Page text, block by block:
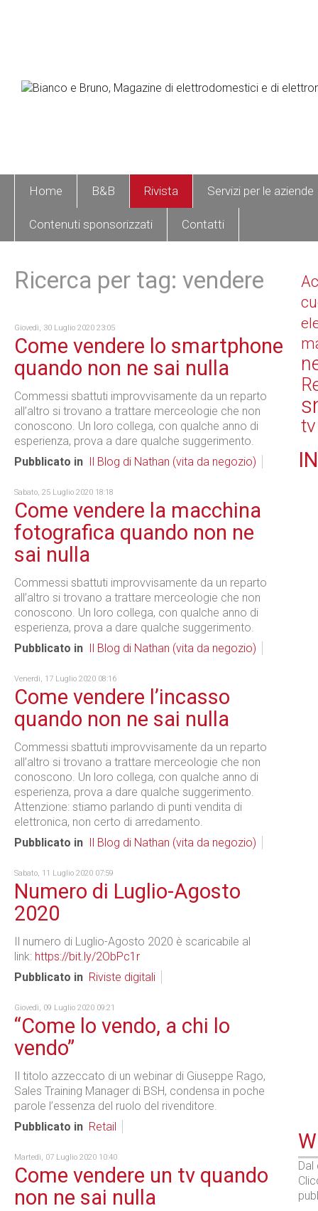
Home B&B Rivista Servizi per le aziende
Contenuti sponsorizzati Contatti
Ricerca per tag: vendere
Giovedì, 30 Luglio 2020 23:05
Come vendere lo smartphone
quando non ne sai nulla
Commessi sbattuti improvvisamente da un reparto
all’altro si trovano a trattare merceologie che non
conoscono. Un loro collega, con qualche anno di
esperienza, prova a dare qualche suggerimento.
Pubblicato in
Il Blog di Nathan (vita da negozio)
Sabato, 25 Luglio 2020 18:18
Come vendere la macchina
fotografica quando non ne
sai nulla
Commessi sbattuti improvvisamente da un reparto
all’altro si trovano a trattare merceologie che non
conoscono. Un loro collega, con qualche anno di
esperienza, prova a dare qualche suggerimento.
Pubblicato in
Il Blog di Nathan (vita da negozio)
Venerdì, 17 Luglio 2020 08:16
Come vendere l’incasso
quando non ne sai nulla
Commessi sbattuti improvvisamente da un reparto
all’altro si trovano a trattare merceologie che non
conoscono. Un loro collega, con qualche anno di
esperienza, prova a dare qualche suggerimento.
Attenzione: stiamo parlando di punti vendita di
elettronica, non certo di arredamento.
Pubblicato in
Il Blog di Nathan (vita da negozio)
Sabato, 11 Luglio 2020 07:59
Numero di Luglio-Agosto
2020
Il numero di Luglio-Agosto 2020 è scaricabile al
link: https://bit.ly/2ObPc1r
Pubblicato in Riviste digitali
Giovedì, 09 Luglio 2020 09:21
“Come lo vendo, a chi lo
vendo”
Il titolo azzeccato di un webinar di Giuseppe Rago,
Sales Training Manager di BSH, condensa in poche
parole l’essenza del ruolo del rivenditore.
Pubblicato in Retail
Martedì, 07 Luglio 2020 10:40
Come vendere un tv quando
non ne sai nulla
tv
IN